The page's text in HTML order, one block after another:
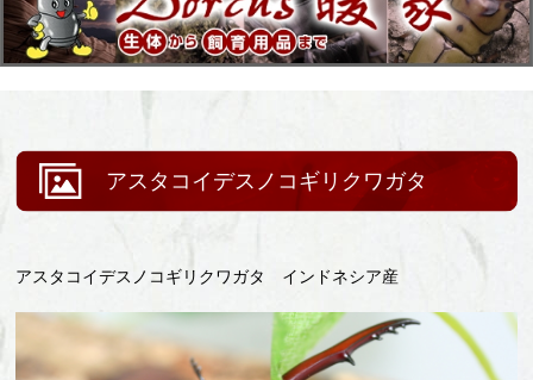
アスタコイデスノコギリクワガタ
アスタコイデスノコギリクワガタ インドネシア産